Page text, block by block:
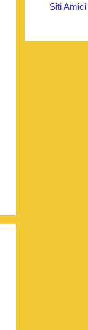
Siti Amici